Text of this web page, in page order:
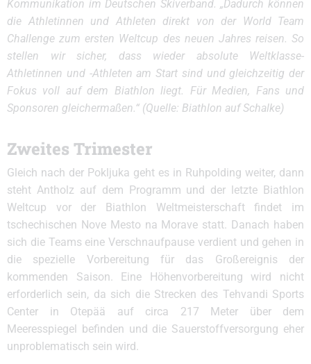
Kommunikation im Deutschen Skiverband. „Dadurch können
die Athletinnen und Athleten direkt von der World Team
Challenge zum ersten Weltcup des neuen Jahres reisen. So
stellen wir sicher, dass wieder absolute Weltklasse-
Athletinnen und -Athleten am Start sind und gleichzeitig der
Fokus voll auf dem Biathlon liegt. Für Medien, Fans und
Sponsoren gleichermaßen.“ (Quelle: Biathlon auf Schalke)
Zweites Trimester
Gleich nach der Pokljuka geht es in Ruhpolding weiter, dann
steht Antholz auf dem Programm und der letzte Biathlon
Weltcup vor der Biathlon Weltmeisterschaft findet im
tschechischen Nove Mesto na Morave statt. Danach haben
sich die Teams eine Verschnaufpause verdient und gehen in
die spezielle Vorbereitung für das Großereignis der
kommenden Saison. Eine Höhenvorbereitung wird nicht
erforderlich sein, da sich die Strecken des Tehvandi Sports
Center in Otepää auf circa 217 Meter über dem
Meeresspiegel befinden und die Sauerstoffversorgung eher
unproblematisch sein wird.